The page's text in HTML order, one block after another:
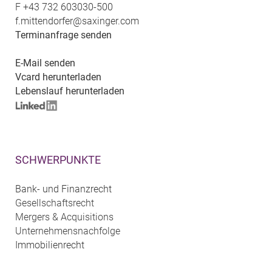
F +43 732 603030-500
f.mittendorfer@saxinger.com
Terminanfrage senden
E-Mail senden
Vcard herunterladen
Lebenslauf herunterladen
SCHWERPUNKTE
Bank- und Finanzrecht
Gesellschaftsrecht
Mergers & Acquisitions
Unternehmensnachfolge
Immobilienrecht